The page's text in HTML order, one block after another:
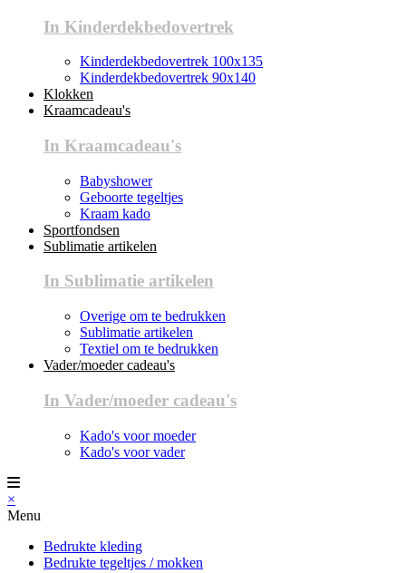
In Kinderdekbedovertrek
Kinderdekbedovertrek 100x135
Kinderdekbedovertrek 90x140
Klokken
Kraamcadeau's
In Kraamcadeau's
Babyshower
Geboorte tegeltjes
Kraam kado
Sportfondsen
Sublimatie artikelen
In Sublimatie artikelen
Overige om te bedrukken
Sublimatie artikelen
Textiel om te bedrukken
Vader/moeder cadeau's
In Vader/moeder cadeau's
Kado's voor moeder
Kado's voor vader
×
Menu
Bedrukte kleding
Bedrukte tegeltjes / mokken